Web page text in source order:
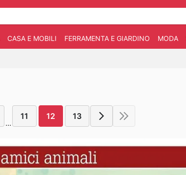
CASA E MOBILI FERRAMENTA E GIARDINO MODA
...
11 12 13